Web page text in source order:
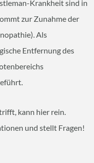
Krankheit sind in
zur Zunahme der
Als
Entfernung des
kann hier rein.
und stellt Fragen!